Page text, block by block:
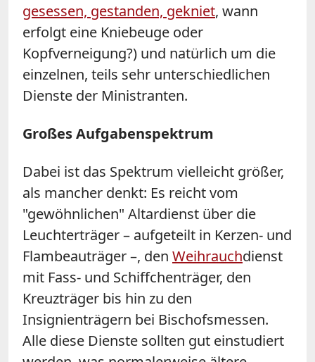
gesessen, gestanden, gekniet, wann
erfolgt eine Kniebeuge oder
Kopfverneigung?) und natürlich um die
einzelnen, teils sehr unterschiedlichen
Dienste der Ministranten.
Großes Aufgabenspektrum
Dabei ist das Spektrum vielleicht größer,
als mancher denkt: Es reicht vom
"gewöhnlichen" Altardienst über die
Leuchterträger – aufgeteilt in Kerzen- und
Flambeauträger –, den Weihrauchdienst
mit Fass- und Schiffchenträger, den
Kreuzträger bis hin zu den
Insignienträgern bei Bischofsmessen.
Alle diese Dienste sollten gut einstudiert